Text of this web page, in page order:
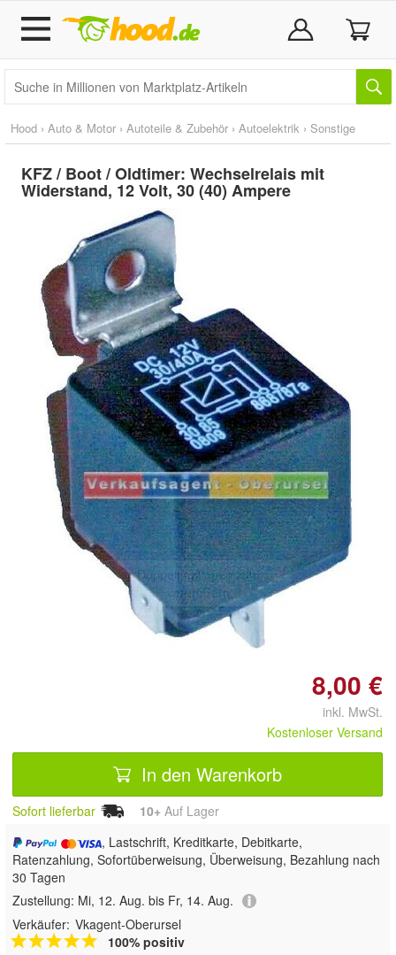
Hood › Auto & Motor › Autoteile & Zubehör › Autoelektrik › Sonstige
KFZ / Boot / Oldtimer: Wechselrelais mit
Widerstand, 12 Volt, 30 (40) Ampere
Doppelt antippen zum
vergrößern
8,00 €
inkl. MwSt.
Kostenloser Versand
In den Warenkorb
Sofort lieferbar 10+ Auf Lager
, Lastschrift, Kreditkarte, Debitkarte,
Ratenzahlung, Sofortüberweisung, Überweisung, Bezahlung nach
30 Tagen
Zustellung: Mi, 12. Aug. bis Fr, 14. Aug.
Verkäufer: Vkagent-Oberursel
100% positiv